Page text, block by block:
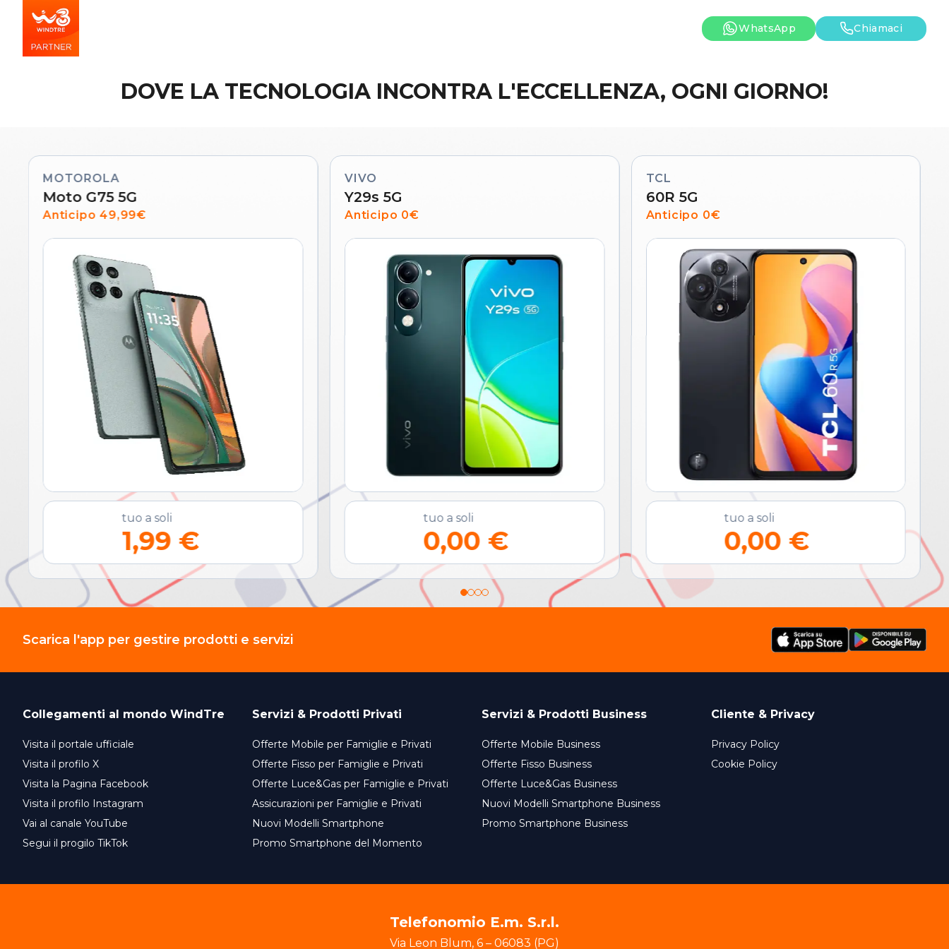
WhatsApp Chiamaci
DOVE LA TECNOLOGIA INCONTRA L'ECCELLENZA, OGNI GIORNO!
VIVO
Y29s 5G
Anticipo 0€
tuo a soli
0,00 €
TCL
60R 5G
Anticipo 0€
tuo a soli
0,00 €
MOTOROLA
Moto G75 5G
Anticipo 49,99€
tuo a soli
1,99 €
Scarica l'app per gestire prodotti e servizi
Collegamenti al mondo WindTre
Visita il portale ufficiale
Visita il profilo X
Visita la Pagina Facebook
Visita il profilo Instagram
Vai al canale YouTube
Segui il progilo TikTok
Servizi & Prodotti Privati
Offerte Mobile per Famiglie e Privati
Offerte Fisso per Famiglie e Privati
Offerte Luce&Gas per Famiglie e Privati
Assicurazioni per Famiglie e Privati
Nuovi Modelli Smartphone
Promo Smartphone del Momento
Servizi & Prodotti Business
Offerte Mobile Business
Offerte Fisso Business
Offerte Luce&Gas Business
Nuovi Modelli Smartphone Business
Promo Smartphone Business
Cliente & Privacy
Privacy Policy
Cookie Policy
Telefonomio E.m. S.r.l.
Via Leon Blum, 6 – 06083 (PG)